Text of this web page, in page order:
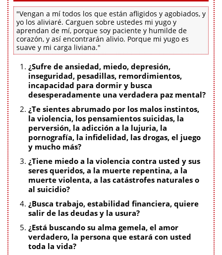
"Vengan a mí todos los que están afligidos y agobiados, y
yo los aliviaré. Carguen sobre ustedes mi yugo y
aprendan de mí, porque soy paciente y humilde de
corazón, y así encontrarán alivio. Porque mi yugo es
suave y mi carga liviana."
¿Sufre de ansiedad, miedo, depresión,
inseguridad, pesadillas, remordimientos,
incapacidad para dormir y busca
desesperadamente una verdadera paz mental?
¿Te sientes abrumado por los malos instintos,
la violencia, los pensamientos suicidas, la
perversión, la adicción a la lujuria, la
pornografía, la infidelidad, las drogas, el juego
y mucho más?
¿Tiene miedo a la violencia contra usted y sus
seres queridos, a la muerte repentina, a la
muerte violenta, a las catástrofes naturales o
al suicidio?
¿Busca trabajo, estabilidad financiera, quiere
salir de las deudas y la usura?
¿Está buscando su alma gemela, el amor
verdadero, la persona que estará con usted
toda la vida?